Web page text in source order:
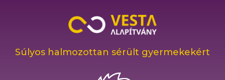
Súlyos halmozottan sérült gyermekekért